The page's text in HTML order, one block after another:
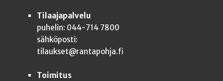
Tilaajapalvelu
puhelin: 044-714 7800
sähköposti:
tilaukset@rantapohja.fi
Toimitus